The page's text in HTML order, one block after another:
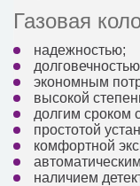
Газовая
надежностью;
экономным
высокой
долгим сроком
простотой
комфортной
наличием